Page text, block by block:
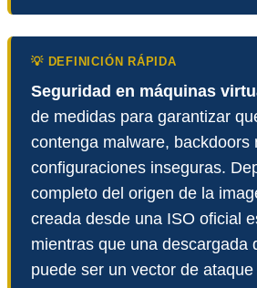
💡 DEFINICIÓN RÁPIDA
Seguridad en máquinas
de medidas para garantizar
contenga malware, backdoors
configuraciones inseguras.
completo del origen de la
creada desde una ISO oficial
mientras que una descargada
puede ser un vector de